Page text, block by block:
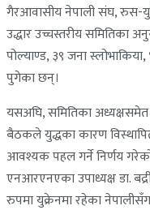
गैरआवासीय नेपाली संघ, रुस-
उद्धार उच्चस्तरीय समितिका
पोल्याण्ड, ३९ जना
पुगेका छन्।
यसअघि, समितिका
बैठकले युद्धका कारण
आवश्यक पहल गर्ने निर्णय
एनआरएनएका उपाध्यक्ष डा.
रुपमा युक्रेनमा रहेका